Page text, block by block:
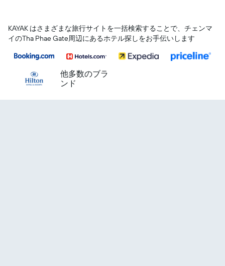
KAYAK はさまざまな旅行サイトを一括検索することで、チェンマ
イ​のTha Phae Gate​周辺にあるホテル探しをお手伝いします
他多数のブラ
ンド